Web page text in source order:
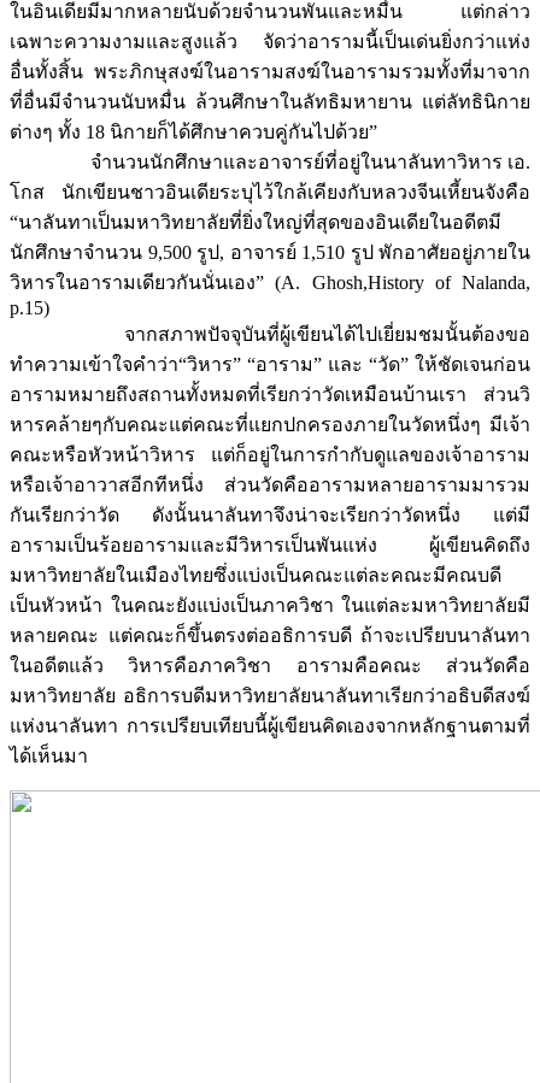
ในอินเดียมีมากหลายนับด้วยจำนวนพันและหมื่น แต่กล่าว
เฉพาะความงามและสูงแล้ว จัดว่าอารามนี้เป็นเด่นยิ่งกว่าแห่ง
อื่นทั้งสิ้น พระภิกษุสงฆ์ในอารามสงฆ์ในอารามรวมทั้งที่มาจาก
ที่อื่นมีจำนวนนับหมื่น ล้วนศึกษาในลัทธิมหายาน แต่ลัทธินิกาย
ต่างๆ ทั้ง 18 นิกายก็ได้ศึกษาควบคู่กันไปด้วย”
จำนวนนักศึกษาและอาจารย์ที่อยู่ในนาลันทาวิหาร เอ.
โกส นักเขียนชาวอินเดียระบุไว้ใกล้เคียงกับหลวงจีนเหี้ยนจังคือ
“นาลันทาเป็นมหาวิทยาลัยที่ยิ่งใหญ่ที่สุดของอินเดียในอดีตมี
นักศึกษาจำนวน 9,500 รูป, อาจารย์ 1,510 รูป พักอาศัยอยู่ภายใน
วิหารในอารามเดียวกันนั่นเอง” (A. Ghosh,History of Nalanda,
p.15)
จากสภาพปัจจุบันที่ผู้เขียนได้ไปเยี่ยมชมนั้นต้องขอ
ทำความเข้าใจคำว่า“วิหาร” “อาราม” และ “วัด” ให้ชัดเจนก่อน
อารามหมายถึงสถานทั้งหมดที่เรียกว่าวัดเหมือนบ้านเรา ส่วนวิ
หารคล้ายๆกับคณะแต่คณะที่แยกปกครองภายในวัดหนึ่งๆ มีเจ้า
คณะหรือหัวหน้าวิหาร แต่ก็อยู่ในการกำกับดูแลของเจ้าอาราม
หรือเจ้าอาวาสอีกทีหนึ่ง ส่วนวัดคืออารามหลายอารามมารวม
กันเรียกว่าวัด ดังนั้นนาลันทาจึงน่าจะเรียกว่าวัดหนึ่ง แต่มี
อารามเป็นร้อยอารามและมีวิหารเป็นพันแห่ง ผู้เขียนคิดถึง
มหาวิทยาลัยในเมืองไทยซึ่งแบ่งเป็นคณะแต่ละคณะมีคณบดี
เป็นหัวหน้า ในคณะยังแบ่งเป็นภาควิชา ในแต่ละมหาวิทยาลัยมี
หลายคณะ แต่คณะก็ขึ้นตรงต่ออธิการบดี ถ้าจะเปรียบนาลันทา
ในอดีตแล้ว วิหารคือภาควิชา อารามคือคณะ ส่วนวัดคือ
มหาวิทยาลัย อธิการบดีมหาวิทยาลัยนาลันทาเรียกว่าอธิบดีสงฆ์
แห่งนาลันทา การเปรียบเทียบนี้ผู้เขียนคิดเองจากหลักฐานตามที่
ได้เห็นมา